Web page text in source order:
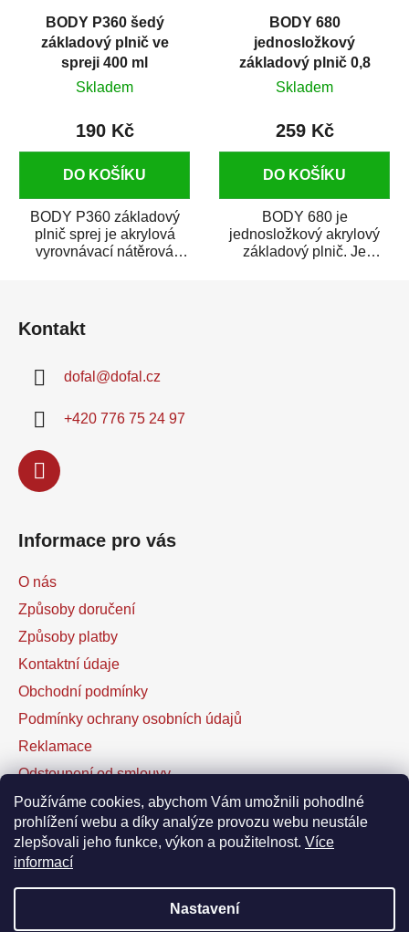
Používáme cookies, abychom Vám umožnili pohodlné
prohlížení webu a díky analýze provozu webu neustále
zlepšovali jeho funkce, výkon a použitelnost. Více
informací
Nastavení
BODY P360 šedý
základový plnič ve
spreji 400 ml
Skladem
190 Kč
DO KOŠÍKU
BODY P360 základový
plnič sprej je akrylová
vyrovnávací nátěrová
BODY 680
jednosložkový
základový plnič 0,8
litru
Skladem
259 Kč
DO KOŠÍKU
BODY 680 je
jednosložkový akrylový
základový plnič. Je
Kontakt
dofal @dofal.cz
+420 776 75 24 97
Informace pro vás
O nás
Způsoby doručení
Způsoby platby
Kontaktní údaje
Obchodní podmínky
Podmínky ochrany osobních údajů
Reklamace
Odstoupení od smlouvy
Kontaktní formulář
Facebook